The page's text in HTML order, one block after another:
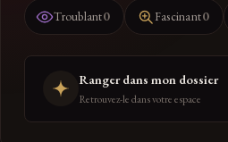
Troublant0 Fascinant0
Ranger dans mon dossier
Retrouvez-le dans votre espace